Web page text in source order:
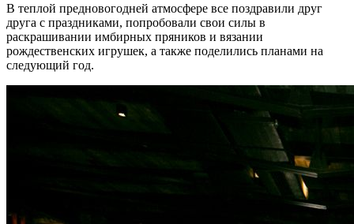
В теплой предновогодней атмосфере все поздравили друг
друга с праздниками, попробовали свои силы в
раскрашивании имбирных пряников и вязании
рождественских игрушек, а также поделились планами на
следующий год.